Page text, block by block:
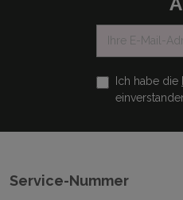
Ich habe die
Service-Nummer